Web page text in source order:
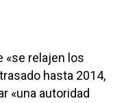
«se relajen los
hasta 2014,
«una autoridad